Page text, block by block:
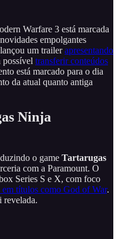
Warfare 3 está marcada
empolgantes
um trailerapresentando
possível transferir conteúdos
está marcado para o dia
da atual quanto antiga
Ninja
o game Tartarugas
com a Paramount. O
Series S e X, com foco
em títulos como God of War.
revelada.